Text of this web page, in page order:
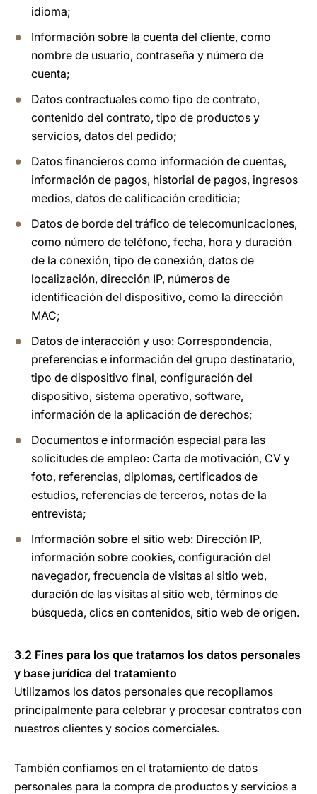
idioma;
Información sobre la cuenta del cliente, como
nombre de usuario, contraseña y número de
cuenta;
Datos contractuales como tipo de contrato,
contenido del contrato, tipo de productos y
servicios, datos del pedido;
Datos financieros como información de cuentas,
información de pagos, historial de pagos, ingresos
medios, datos de calificación crediticia;
Datos de borde del tráfico de telecomunicaciones,
como número de teléfono, fecha, hora y duración
de la conexión, tipo de conexión, datos de
localización, dirección IP, números de
identificación del dispositivo, como la dirección
MAC;
Datos de interacción y uso: Correspondencia,
preferencias e información del grupo destinatario,
tipo de dispositivo final, configuración del
dispositivo, sistema operativo, software,
información de la aplicación de derechos;
Documentos e información especial para las
solicitudes de empleo: Carta de motivación, CV y
foto, referencias, diplomas, certificados de
estudios, referencias de terceros, notas de la
entrevista;
Información sobre el sitio web: Dirección IP,
información sobre cookies, configuración del
navegador, frecuencia de visitas al sitio web,
duración de las visitas al sitio web, términos de
búsqueda, clics en contenidos, sitio web de origen.
3.2 Fines para los que tratamos los datos personales
y base jurídica del tratamiento
Utilizamos los datos personales que recopilamos
principalmente para celebrar y procesar contratos con
nuestros clientes y socios comerciales.
También confiamos en el tratamiento de datos
personales para la compra de productos y servicios a